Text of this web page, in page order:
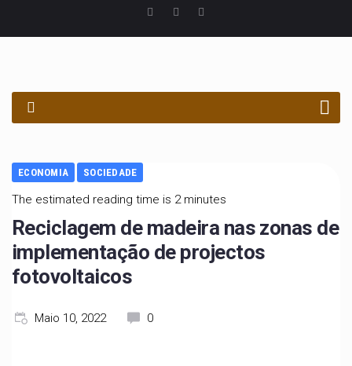
ECONOMIA SOCIEDADE
The estimated reading time is 2 minutes
Reciclagem de madeira nas zonas de
implementação de projectos
fotovoltaicos
Maio 10, 2022 0